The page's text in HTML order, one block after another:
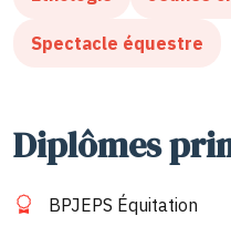
Spectacle équestre
Diplômes
BPJEPS Équitation